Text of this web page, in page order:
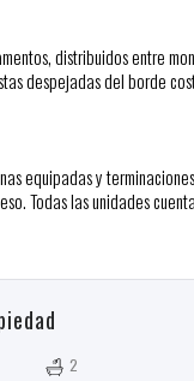
distribuidos entre
despejadas del borde
equipadas y
Todas las unidades
2